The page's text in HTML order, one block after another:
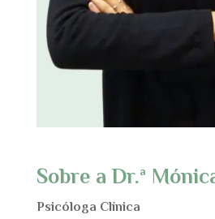
Sobre a Dr.ª
Psicóloga Clínica